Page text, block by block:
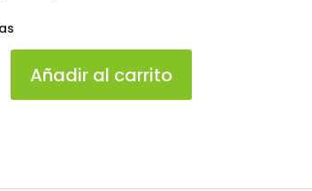
Añadir al carrito